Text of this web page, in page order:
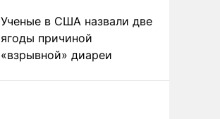
Ученые в США назвали две
ягоды причиной
«взрывной» диареи